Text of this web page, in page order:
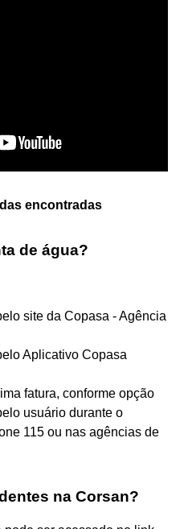
encontradas
de água?
site da Copasa - Agência
Aplicativo Copasa
fatura, conforme opção
usuário durante o
115 ou nas agências de
na Corsan?